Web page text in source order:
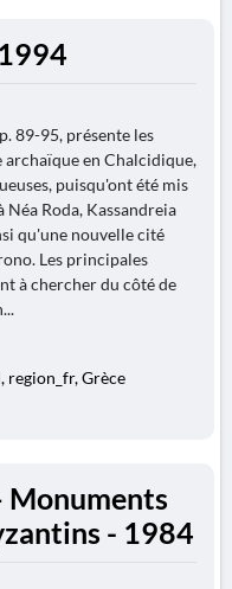
89-95, présente les
en Chalcidique,
puisqu'ont été mis
Roda, Kassandreia
qu'une nouvelle cité
Les principales
à chercher du côté de
region_fr, Grèce
Monuments
- 1984